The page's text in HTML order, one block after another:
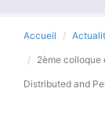
Accueil
2ème
Distributed and